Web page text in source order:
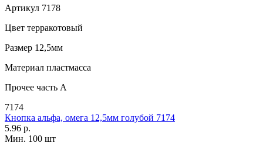
Артикул 7178
Цвет терракотовый
Размер 12,5мм
Материал пластмасса
Прочее часть A
7174
Кнопка альфа, омега 12,5мм голубой 7174
5.96 р.
Мин. 100 шт